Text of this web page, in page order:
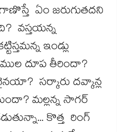
ఏం జరుగుతదని
వస్తయన్న
ఇండ్లు
దూప తీరిందా?
సర్కారు దవ్కాన్ల
మల్లన్న సాగర్
కొత్త రింగ్